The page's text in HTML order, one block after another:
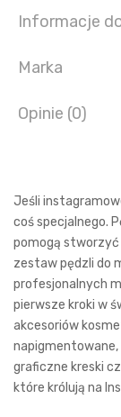
Informacje
Marka
Opinie (0)
Jeśli
coś specjalnego.
pomogą stworzyć
zestaw pędzli do
profesjonalnych
pierwsze kroki w
akcesoriów
graficzne kreski
które królują na